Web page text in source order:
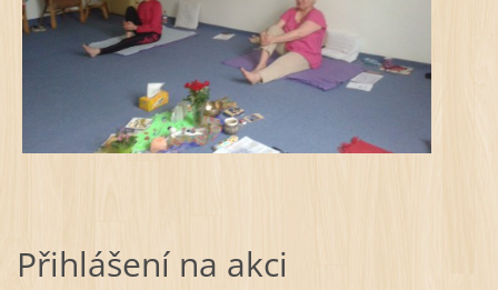
Přihlášení na akci